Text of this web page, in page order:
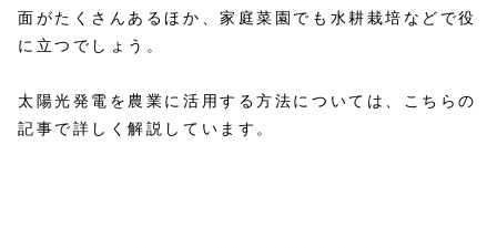
面がたくさんあるほか、家庭菜園でも水耕栽培などで役
に立つでしょう。
太陽光発電を農業に活用する方法については、こちらの
記事で詳しく解説しています。